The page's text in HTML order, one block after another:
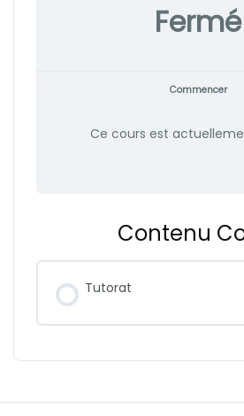
Fermé
Commencer
Ce cours est
Contenu
Tutorat